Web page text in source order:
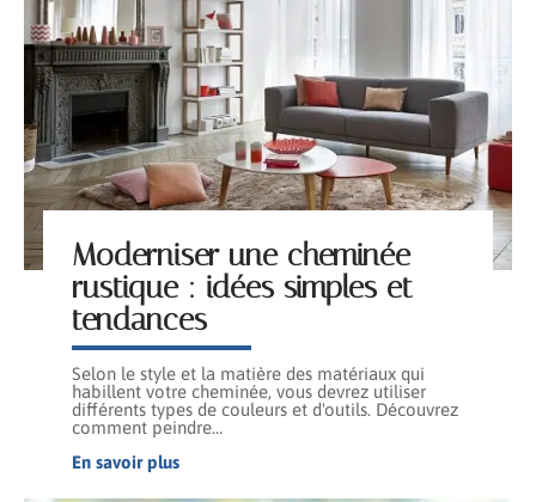
Moderniser une cheminée
rustique : idées simples et
tendances
Selon le style et la matière des matériaux qui
habillent votre cheminée, vous devrez utiliser
différents types de couleurs et d'outils. Découvrez
comment peindre…
En savoir plus